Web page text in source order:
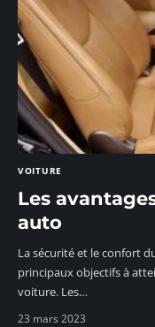
VOITURE
Les
auto
La sécurité et le confort
principaux objectifs à
voiture. Les…
23 mars 2023